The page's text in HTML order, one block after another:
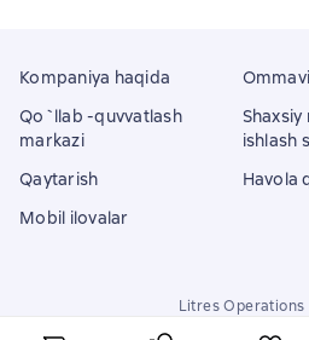
Kompaniya haqida
Qo`llab -quvvatlash
markazi
Qaytarish
Mobil ilovalar
ishlash
Havola
Litres Operations